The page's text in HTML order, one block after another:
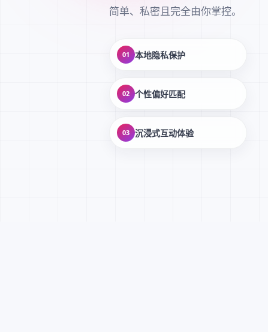
简单、私密且完全由你掌控。
01 本地隐私保护
02 个性偏好匹配
03 沉浸式互动体验